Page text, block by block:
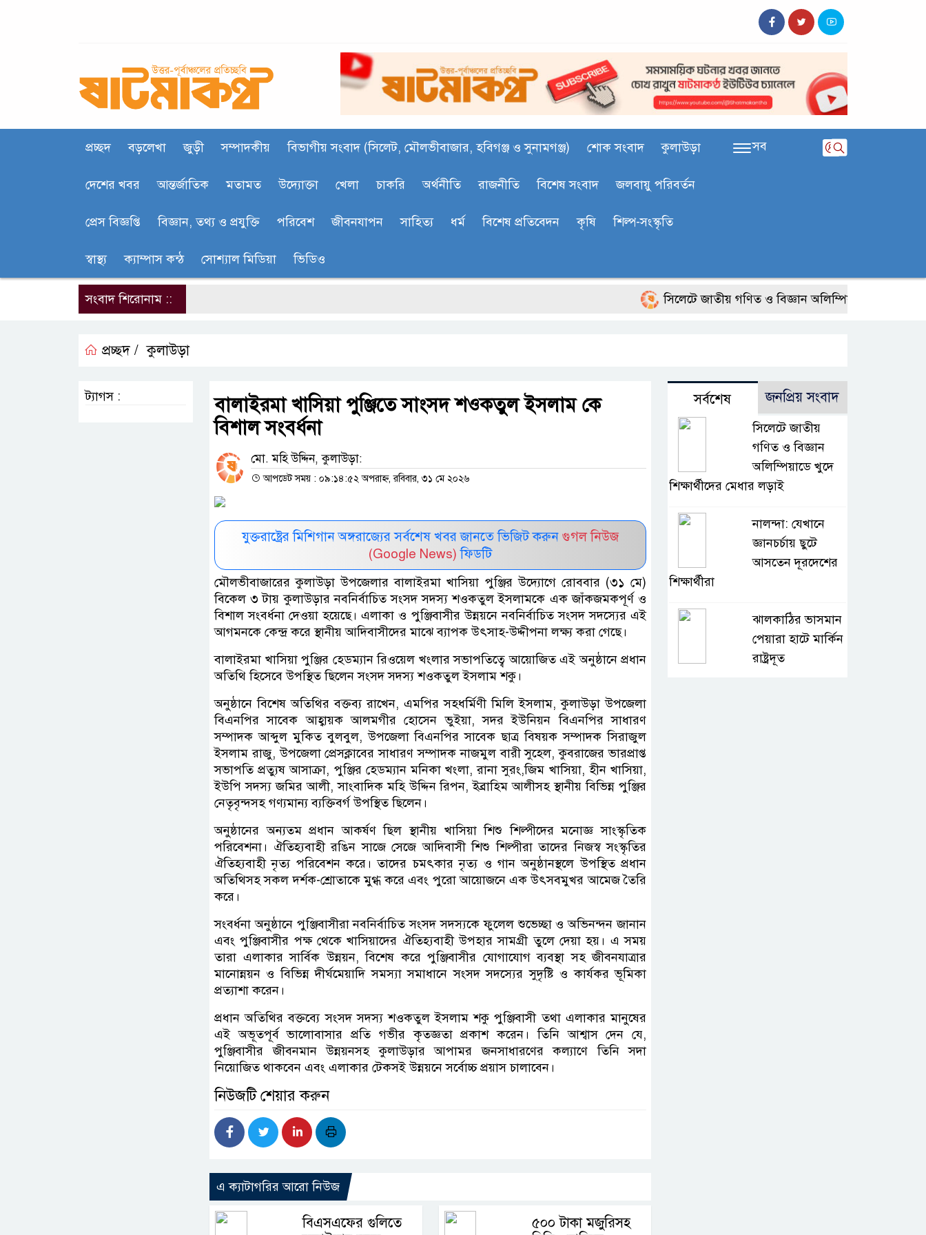
প্রচ্ছদ বড়লেখা জুড়ী সম্পাদকীয় বিভাগীয় সংবাদ (সিলেট, মৌলভীবাজার, হবিগঞ্জ ও সুনামগঞ্জ) শোক সংবাদ কুলাউড়া
দেশের খবর আন্তর্জাতিক মতামত উদ্যোক্তা খেলা চাকরি অর্থনীতি রাজনীতি বিশেষ সংবাদ জলবায়ু পরিবর্তন
প্রেস বিজ্ঞপ্তি বিজ্ঞান, তথ‍্য ও প্রযুক্তি পরিবেশ জীবনযাপন সাহিত‍্য ধর্ম বিশেষ প্রতিবেদন কৃষি শিল্প-সংস্কৃতি
স্বাস্থ্য ক‍্যাম্পাস কন্ঠ সোশ্যাল মিডিয়া ভিডিও
সব
সংবাদ শিরোনাম :: সিলেটে জাতীয় গণিত ও বিজ্ঞান অলিম্পিয়াডে খুদে
প্রচ্ছদ / কুলাউড়া
বালাইরমা খাসিয়া পুঞ্জিতে সাংসদ শওকতুল ইসলাম কে
বিশাল সংবর্ধনা
মো. মহি উদ্দিন, কুলাউড়া:
আপডেট সময় : ০৯:১৪:৫২ অপরাহ্ন, রবিবার, ৩১ মে ২০২৬
যুক্তরাষ্ট্রের মিশিগান অঙ্গরাজ্যের সর্বশেষ খবর জানতে ভিজিট করুন গুগল নিউজ
(Google News) ফিডটি
মৌলভীবাজারের কুলাউড়া উপজেলার বালাইরমা খাসিয়া পুঞ্জির উদ্যোগে রোববার (৩১ মে)
বিকেল ৩ টায় কুলাউড়ার নবনির্বাচিত সংসদ সদস্য শওকতুল ইসলামকে এক জাঁকজমকপূর্ণ ও
বিশাল সংবর্ধনা দেওয়া হয়েছে। এলাকা ও পুঞ্জিবাসীর উন্নয়নে নবনির্বাচিত সংসদ সদস্যের এই
আগমনকে কেন্দ্র করে স্থানীয় আদিবাসীদের মাঝে ব্যাপক উৎসাহ-উদ্দীপনা লক্ষ্য করা গেছে।
​বালাইরমা খাসিয়া পুঞ্জির হেডম্যান রিওয়েল খংলার সভাপতিত্বে আয়োজিত এই অনুষ্ঠানে প্রধান
অতিথি হিসেবে উপস্থিত ছিলেন সংসদ সদস্য শওকতুল ইসলাম শকু।
অনুষ্ঠানে বিশেষ অতিথির বক্তব্য রাখেন, এমপির সহধর্মিণী মিলি ইসলাম, কুলাউড়া উপজেলা
বিএনপির সাবেক আহ্বায়ক আলমগীর হোসেন ভুইয়া, সদর ইউনিয়ন বিএনপির সাধারণ
সম্পাদক আব্দুল মুকিত বুলবুল, উপজেলা বিএনপির সাবেক ছাত্র বিষয়ক সম্পাদক সিরাজুল
ইসলাম রাজু, উপজেলা প্রেসক্লাবের সাধারণ সম্পাদক নাজমুল বারী সুহেল, কুবরাজের ভারপ্রাপ্ত
সভাপতি প্রত্যুষ আসাক্রা, পুঞ্জির হেডম্যান মনিকা খংলা, রানা সুরং,জিম খাসিয়া, হীন খাসিয়া,
ইউপি সদস্য জমির আলী, সাংবাদিক মহি উদ্দিন রিপন, ইব্রাহিম আলীসহ স্থানীয় বিভিন্ন পুঞ্জির
নেতৃবৃন্দসহ গণ্যমান্য ব্যক্তিবর্গ উপস্থিত ছিলেন।
​​অনুষ্ঠানের অন্যতম প্রধান আকর্ষণ ছিল স্থানীয় খাসিয়া শিশু শিল্পীদের মনোজ্ঞ সাংস্কৃতিক
পরিবেশনা। ঐতিহ্যবাহী রঙিন সাজে সেজে আদিবাসী শিশু শিল্পীরা তাদের নিজস্ব সংস্কৃতির
ঐতিহ্যবাহী নৃত্য পরিবেশন করে। তাদের চমৎকার নৃত্য ও গান অনুষ্ঠানস্থলে উপস্থিত প্রধান
অতিথিসহ সকল দর্শক-শ্রোতাকে মুগ্ধ করে এবং পুরো আয়োজনে এক উৎসবমুখর আমেজ তৈরি
করে।
​সংবর্ধনা অনুষ্ঠানে পুঞ্জিবাসীরা নবনির্বাচিত সংসদ সদস্যকে ফুলেল শুভেচ্ছা ও অভিনন্দন জানান
এবং পুঞ্জিবাসীর পক্ষ থেকে খাসিয়াদের ঐতিহ্যবাহী উপহার সামগ্রী তুলে দেয়া হয়। এ সময়
তারা এলাকার সার্বিক উন্নয়ন, বিশেষ করে পুঞ্জিবাসীর যোগাযোগ ব্যবস্থা সহ জীবনযাত্রার
মানোন্নয়ন ও বিভিন্ন দীর্ঘমেয়াদি সমস্যা সমাধানে সংসদ সদস্যের সুদৃষ্টি ও কার্যকর ভূমিকা
প্রত্যাশা করেন।
​প্রধান অতিথির বক্তব্যে সংসদ সদস্য শওকতুল ইসলাম শকু পুঞ্জিবাসী তথা এলাকার মানুষের
এই অভূতপূর্ব ভালোবাসার প্রতি গভীর কৃতজ্ঞতা প্রকাশ করেন। তিনি আশ্বাস দেন যে,
পুঞ্জিবাসীর জীবনমান উন্নয়নসহ কুলাউড়ার আপামর জনসাধারণের কল্যাণে তিনি সদা
নিয়োজিত থাকবেন এবং এলাকার টেকসই উন্নয়নে সর্বোচ্চ প্রয়াস চালাবেন।
নিউজটি শেয়ার করুন
এ ক্যাটাগরির আরো নিউজ
বিএসএফের গুলিতে
৫০০ টাকা মজুরিসহ
ট্যাগস : সর্বশেষ জনপ্রিয় সংবাদ
সিলেটে জাতীয়
গণিত ও বিজ্ঞান
অলিম্পিয়াডে খুদে
শিক্ষার্থীদের মেধার লড়াই
নালন্দা: যেখানে
জ্ঞানচর্চায় ছুটে
আসতেন দূরদেশের
শিক্ষার্থীরা
ঝালকাঠির ভাসমান
পেয়ারা হাটে মার্কিন
রাষ্ট্রদূত